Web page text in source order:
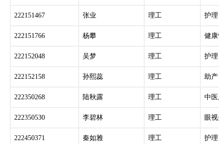
222151467 张业 理工 护理
222151766 杨攀 理工 健
222152048 吴梦 理工 护理
222152158 孙熙蕊 理工 助产
222350268 陆秋露 理工 中
222350530 李碧林 理工 眼
222450371 秦如雅 理工 护理